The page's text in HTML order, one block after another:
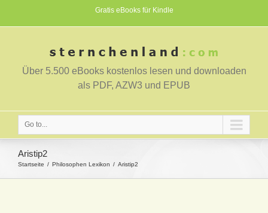
Gratis eBooks für Kindle
Über 5.500 eBooks kostenlos lesen und downloaden
als PDF, AZW3 und EPUB
Go to...
Aristip2
Startseite Philosophen Lexikon Aristip2